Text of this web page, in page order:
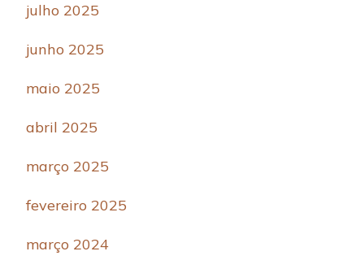
julho 2025
junho 2025
maio 2025
abril 2025
março 2025
fevereiro 2025
março 2024